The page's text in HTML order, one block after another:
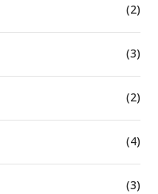
(2)
(3)
(2)
(4)
(3)